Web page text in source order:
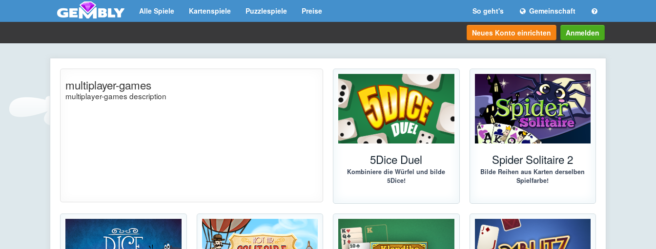
Alle Spiele Kartenspiele Puzzlespiele Preise So geht's Gemeinschaft
Neues Konto einrichten Anmelden
multiplayer-games
multiplayer-games description
5Dice Duel
Kombiniere die Würfel und bilde
5Dice!
Spider Solitaire 2
Bilde Reihen aus Karten derselben
Spielfarbe!